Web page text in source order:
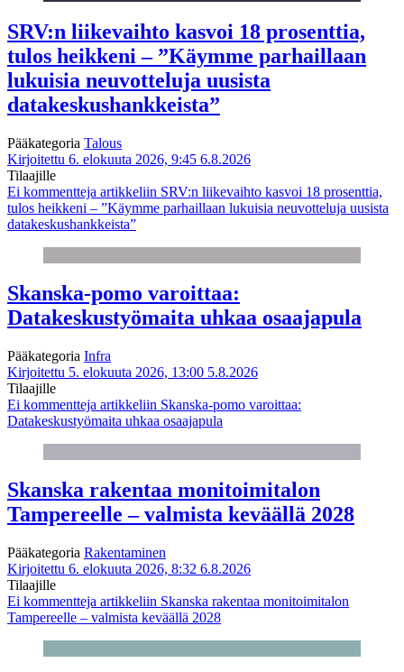
SRV:n liikevaihto kasvoi 18 prosenttia,
tulos heikkeni – ”Käymme parhaillaan
lukuisia neuvotteluja uusista
datakeskushankkeista”
Pääkategoria Talous
Kirjoitettu 6. elokuuta 2026, 9:45 6.8.2026
Tilaajille
Ei kommentteja artikkeliin SRV:n liikevaihto kasvoi 18 prosenttia,
tulos heikkeni – ”Käymme parhaillaan lukuisia neuvotteluja uusista
datakeskushankkeista”
Skanska-pomo varoittaa:
Datakeskustyömaita uhkaa osaajapula
Pääkategoria Infra
Kirjoitettu 5. elokuuta 2026, 13:00 5.8.2026
Tilaajille
Ei kommentteja artikkeliin Skanska-pomo varoittaa:
Datakeskustyömaita uhkaa osaajapula
Skanska rakentaa monitoimitalon
Tampereelle – valmista keväällä 2028
Pääkategoria Rakentaminen
Kirjoitettu 6. elokuuta 2026, 8:32 6.8.2026
Tilaajille
Ei kommentteja artikkeliin Skanska rakentaa monitoimitalon
Tampereelle – valmista keväällä 2028